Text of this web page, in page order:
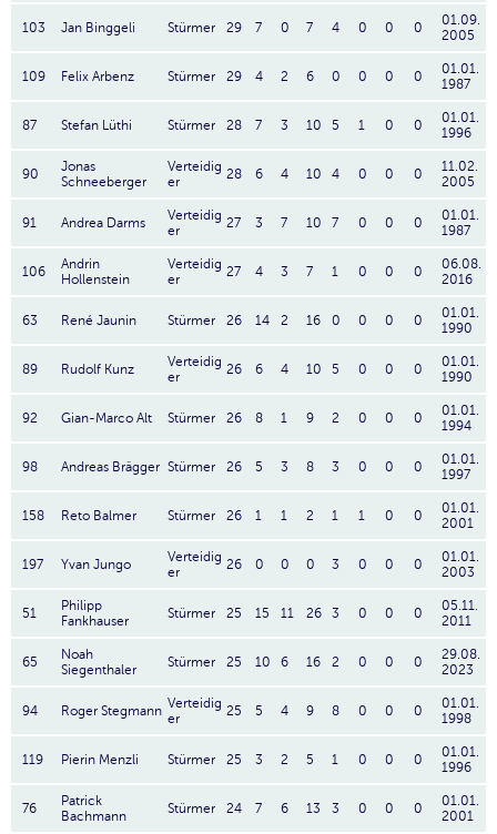
103 Jan Binggeli Stürmer 29 7 0 7 4 0 0 0
01.09.
2005
109 Felix Arbenz Stürmer 29 4 2 6 0 0 0 0
01.01.
1987
87 Stefan Lüthi Stürmer 28 7 3 10 5 1 0 0
01.01.
1996
90
Jonas
Schneeberger
Verteidig
er
28 6 4 10 4 0 0 0
11.02.
2005
91 Andrea Darms
Verteidig
er
27 3 7 10 7 0 0 0
01.01.
1987
106
Andrin
Hollenstein
Verteidig
er
27 4 3 7 1 0 0 0
06.08.
2016
63 René Jaunin Stürmer 26 14 2 16 0 0 0 0
01.01.
1990
89 Rudolf Kunz
Verteidig
er
26 6 4 10 5 0 0 0
01.01.
1990
92 Gian-Marco Alt Stürmer 26 8 1 9 2 0 0 0
01.01.
1994
98 Andreas Brägger Stürmer 26 5 3 8 3 0 0 0
01.01.
1997
158 Reto Balmer Stürmer 26 1 1 2 1 1 0 0
01.01.
2001
197 Yvan Jungo
Verteidig
er
26 0 0 0 3 0 0 0
01.01.
2003
51
Philipp
Fankhauser
Stürmer 25 15 11 26 3 0 0 0
05.11.
2011
65
Noah
Siegenthaler
Stürmer 25 10 6 16 2 0 0 0
29.08.
2023
94 Roger Stegmann Verteidig
er
25 5 4 9 8 0 0 0
01.01.
1998
119 Pierin Menzli Stürmer 25 3 2 5 1 0 0 0
01.01.
1996
76
Patrick
Bachmann
Stürmer 24 7 6 13 3 0 0 0
01.01.
2001